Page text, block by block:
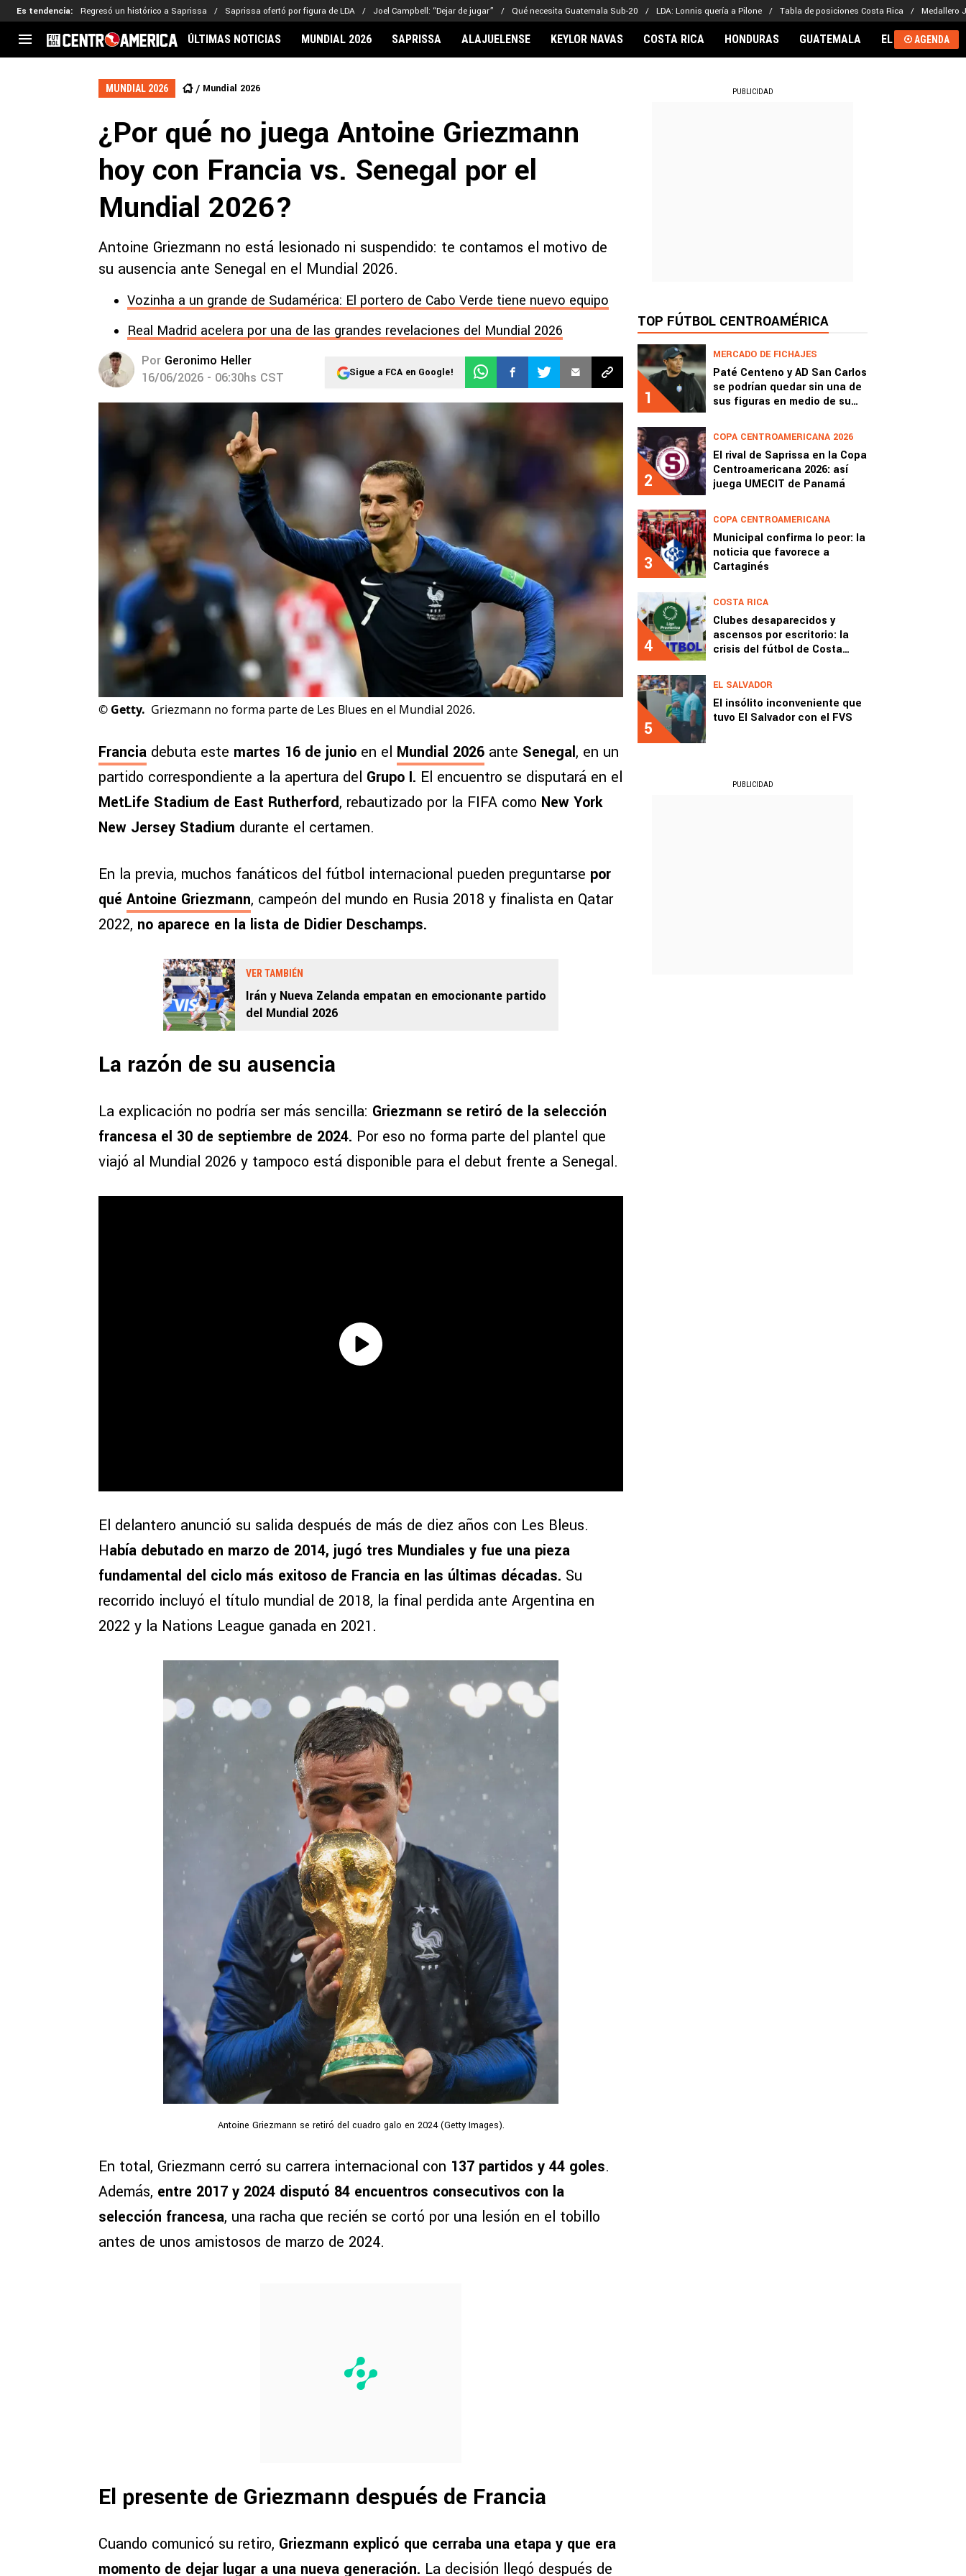
Es tendencia: Regresó un histórico a Saprissa Saprissa ofertó por figura de LDA Joel Campbell: “Dejar de jugar” Qué necesita Guatemala Sub-20 LDA: Lonnis quería a Pilone Tabla de posiciones Costa Rica Medallero
CENTROAMÉRICA
CONCACAF
Liga de Naciones
Eliminatorias
Copa de Campeones
MLS
Kervin Arriaga
Adalberto Carrasquilla
Nathaniel Méndez-Laing
Alajuelense
Comunicaciones
Municipal
Real Estelí
Noticias
ÚLTIMAS NOTICIAS MUNDIAL 2026 SAPRISSA ALAJUELENSE KEYLOR NAVAS COSTA RICA HONDURAS GUATEMALA EL SALVADOR
AGENDA
MUNDIAL 2026 Mundial 2026
¿Por qué no juega Antoine Griezmann
hoy con Francia vs. Senegal por el
Mundial 2026?
Antoine Griezmann no está lesionado ni suspendido: te contamos el motivo de
su ausencia ante Senegal en el Mundial 2026.
Vozinha a un grande de Sudamérica: El portero de Cabo Verde tiene nuevo equipo
Real Madrid acelera por una de las grandes revelaciones del Mundial 2026
Por Geronimo Heller
16/06/2026 - 06:30hs CST
Sigue a FCA en Google!
© Getty. Griezmann no forma parte de Les Blues en el Mundial 2026.
Francia debuta este martes 16 de junio en el Mundial 2026 ante Senegal, en un
partido correspondiente a la apertura del Grupo I. El encuentro se disputará en el
MetLife Stadium de East Rutherford, rebautizado por la FIFA como New York
New Jersey Stadium durante el certamen.
En la previa, muchos fanáticos del fútbol internacional pueden preguntarse por
qué Antoine Griezmann, campeón del mundo en Rusia 2018 y finalista en Qatar
2022, no aparece en la lista de Didier Deschamps.
VER TAMBIÉN
Irán y Nueva Zelanda empatan en emocionante partido
del Mundial 2026
La razón de su ausencia
La explicación no podría ser más sencilla: Griezmann se retiró de la selección
francesa el 30 de septiembre de 2024. Por eso no forma parte del plantel que
viajó al Mundial 2026 y tampoco está disponible para el debut frente a Senegal.
El delantero anunció su salida después de más de diez años con Les Bleus.
Había debutado en marzo de 2014, jugó tres Mundiales y fue una pieza
fundamental del ciclo más exitoso de Francia en las últimas décadas. Su
recorrido incluyó el título mundial de 2018, la final perdida ante Argentina en
2022 y la Nations League ganada en 2021.
Antoine Griezmann se retiró del cuadro galo en 2024 (Getty Images).
En total, Griezmann cerró su carrera internacional con 137 partidos y 44 goles.
Además, entre 2017 y 2024 disputó 84 encuentros consecutivos con la
selección francesa, una racha que recién se cortó por una lesión en el tobillo
antes de unos amistosos de marzo de 2024.
El presente de Griezmann después de Francia
Cuando comunicó su retiro, Griezmann explicó que cerraba una etapa y que era
momento de dejar lugar a una nueva generación. La decisión llegó después de
PUBLICIDAD
TOP FÚTBOL CENTROAMÉRICA
1
MERCADO DE FICHAJES
Paté Centeno y AD San Carlos
se podrían quedar sin una de
sus figuras en medio de su
2
COPA CENTROAMERICANA 2026
El rival de Saprissa en la Copa
Centroamericana 2026: así
juega UMECIT de Panamá
3
COPA CENTROAMERICANA
Municipal confirma lo peor: la
noticia que favorece a
Cartaginés
4
COSTA RICA
Clubes desaparecidos y
ascensos por escritorio: la
crisis del fútbol de Costa
5
EL SALVADOR
El insólito inconveniente que
tuvo El Salvador con el FVS
PUBLICIDAD